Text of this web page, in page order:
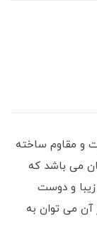
و مقاوم ساخته
می باشد که
و دوست
آن می توان به